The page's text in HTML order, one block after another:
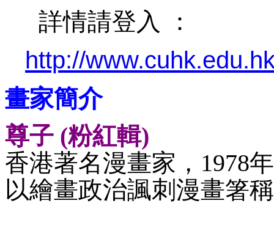
詳情請登入 ：
http://
畫家簡介
尊子 (粉紅輯)
香港著名漫畫家， 1978
以繪畫政治諷刺漫畫箸